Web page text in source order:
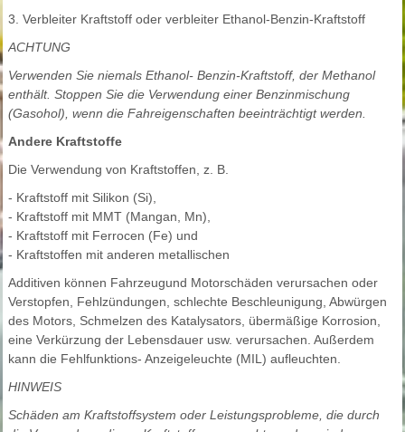
3. Verbleiter Kraftstoff oder verbleiter Ethanol-Benzin-Kraftstoff
ACHTUNG
Verwenden Sie niemals Ethanol- Benzin-Kraftstoff, der Methanol
enthält. Stoppen Sie die Verwendung einer Benzinmischung
(Gasohol), wenn die Fahreigenschaften beeinträchtigt werden.
Andere Kraftstoffe
Die Verwendung von Kraftstoffen, z. B.
- Kraftstoff mit Silikon (Si),
- Kraftstoff mit MMT (Mangan, Mn),
- Kraftstoff mit Ferrocen (Fe) und
- Kraftstoffen mit anderen metallischen
Additiven können Fahrzeugund Motorschäden verursachen oder
Verstopfen, Fehlzündungen, schlechte Beschleunigung, Abwürgen
des Motors, Schmelzen des Katalysators, übermäßige Korrosion,
eine Verkürzung der Lebensdauer usw. verursachen. Außerdem
kann die Fehlfunktions- Anzeigeleuchte (MIL) aufleuchten.
HINWEIS
Schäden am Kraftstoffsystem oder Leistungsprobleme, die durch